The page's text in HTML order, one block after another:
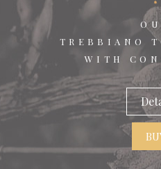
TREBBIANO
WITH